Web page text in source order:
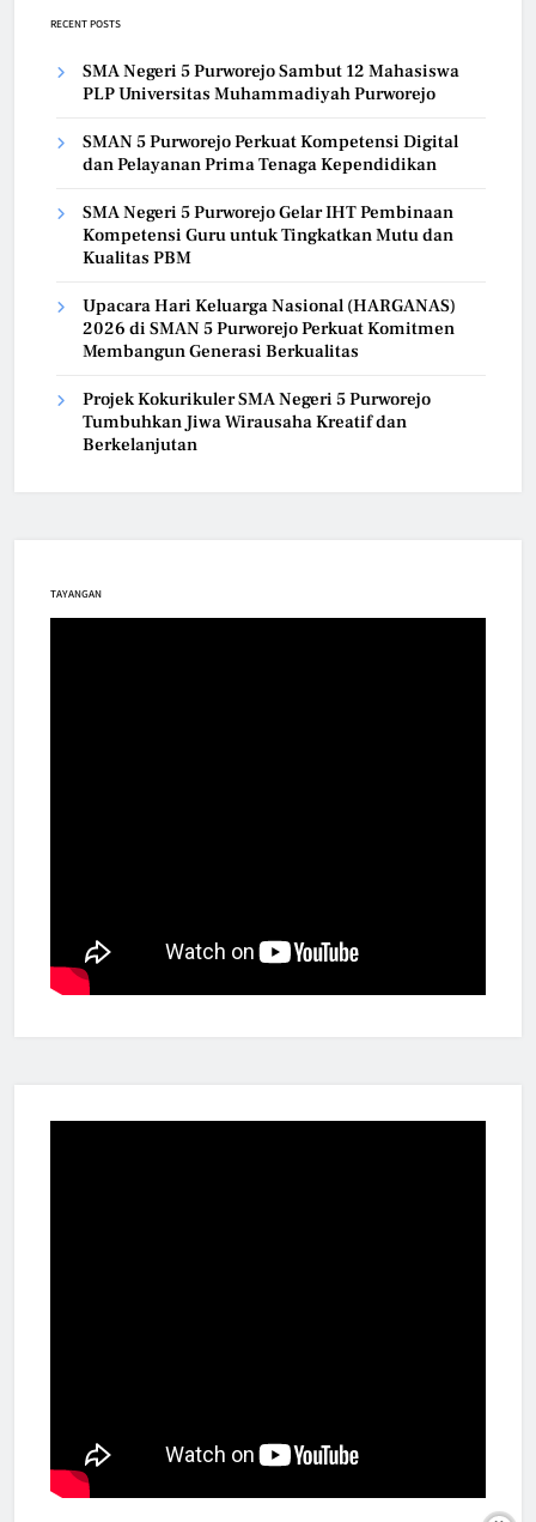
RECENT POSTS
SMA Negeri 5 Purworejo Sambut 12 Mahasiswa
PLP Universitas Muhammadiyah Purworejo
SMAN 5 Purworejo Perkuat Kompetensi Digital
dan Pelayanan Prima Tenaga Kependidikan
SMA Negeri 5 Purworejo Gelar IHT Pembinaan
Kompetensi Guru untuk Tingkatkan Mutu dan
Kualitas PBM
Upacara Hari Keluarga Nasional (HARGANAS)
2026 di SMAN 5 Purworejo Perkuat Komitmen
Membangun Generasi Berkualitas
Projek Kokurikuler SMA Negeri 5 Purworejo
Tumbuhkan Jiwa Wirausaha Kreatif dan
Berkelanjutan
TAYANGAN